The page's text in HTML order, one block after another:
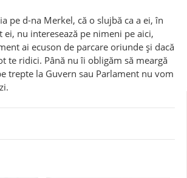
pe d-na Merkel, că o slujbă ca a ei, în
nu interesează pe nimeni pe aici,
ai ecuson de parcare oriunde și dacă
te ridici. Până nu îi obligăm să meargă
trepte la Guvern sau Parlament nu vom